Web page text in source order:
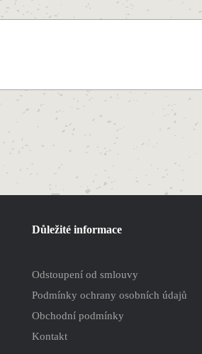
Důležité informace
Odstoupení od smlouvy
Podmínky ochrany osobních údajů
Obchodní podmínky
Kontakt